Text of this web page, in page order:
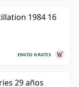
1984 16
ENVÍO GRATIS
29 años